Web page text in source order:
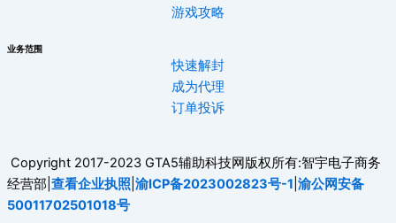
游戏攻略
业务范围
快速解封
成为代理
订单投诉
Copyright 2017-2023 GTA5辅助科技网版权所有:智宇电子商务
经营部| 查看企业执照 渝ICP备2023002823号-1 渝公网安备
50011702501018号